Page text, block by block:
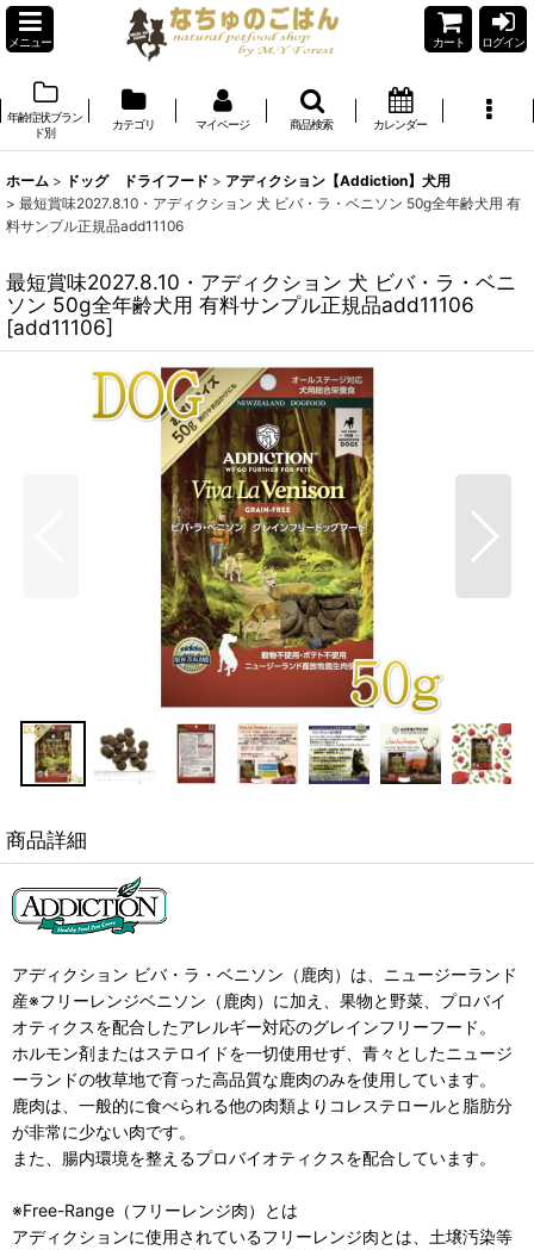
メニュー カート ログイン
年齢症状ブラン
ド別
カテゴリ マイページ 商品検索 カレンダー
ホーム > ドッグ ドライフード > アディクション【Addiction】犬用
> 最短賞味2027.8.10・アディクション 犬 ビバ・ラ・ベニソン 50g全年齢犬用 有
料サンプル正規品add11106
最短賞味2027.8.10・アディクション 犬 ビバ・ラ・ベニ
ソン 50g全年齢犬用 有料サンプル正規品add11106
[add11106]
商品詳細
アディクション ビバ・ラ・ベニソン（鹿肉）は、ニュージーランド
産※フリーレンジベニソン（鹿肉）に加え、果物と野菜、プロバイ
オティクスを配合したアレルギー対応のグレインフリーフード。
ホルモン剤またはステロイドを一切使用せず、青々としたニュージ
ーランドの牧草地で育った高品質な鹿肉のみを使用しています。
鹿肉は、一般的に食べられる他の肉類よりコレステロールと脂肪分
が非常に少ない肉です。
また、腸内環境を整えるプロバイオティクスを配合しています。
※Free-Range（フリーレンジ肉）とは
アディクションに使用されているフリーレンジ肉とは、土壌汚染等